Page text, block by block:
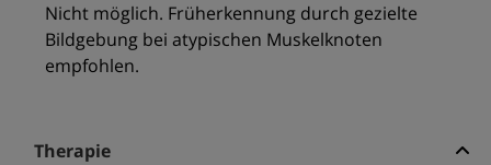
Nicht möglich. Früherkennung durch gezielte
Bildgebung bei atypischen Muskelknoten
empfohlen.
Therapie